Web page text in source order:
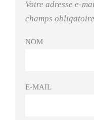
Votre adresse e-
champs
NOM
E-MAIL